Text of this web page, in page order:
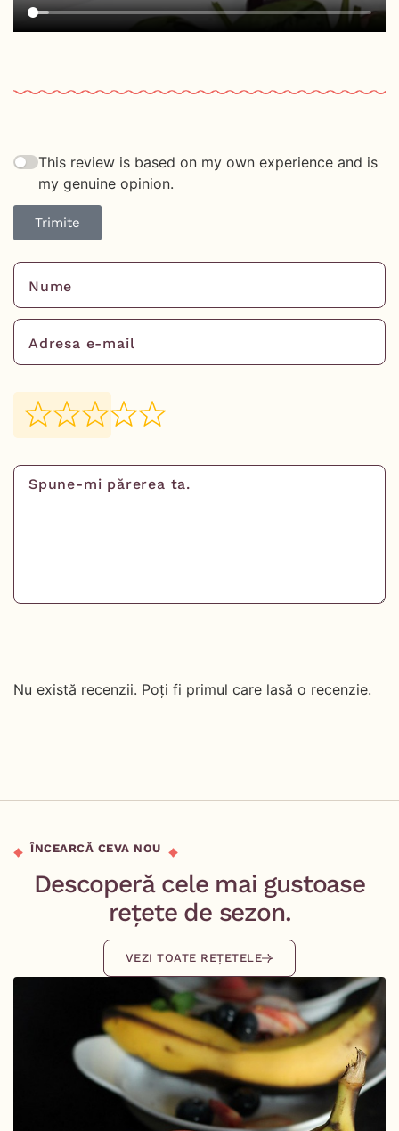
This review is based on my own experience and is
my genuine opinion.
Trimite
Nu există recenzii. Poți fi primul care lasă o recenzie.
ÎNCEARCĂ CEVA NOU
Descoperă cele mai gustoase
rețete de sezon.
VEZI TOATE REȚETELE